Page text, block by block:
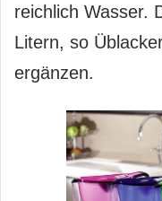
reichlich Wasser.
Litern, so
ergänzen.